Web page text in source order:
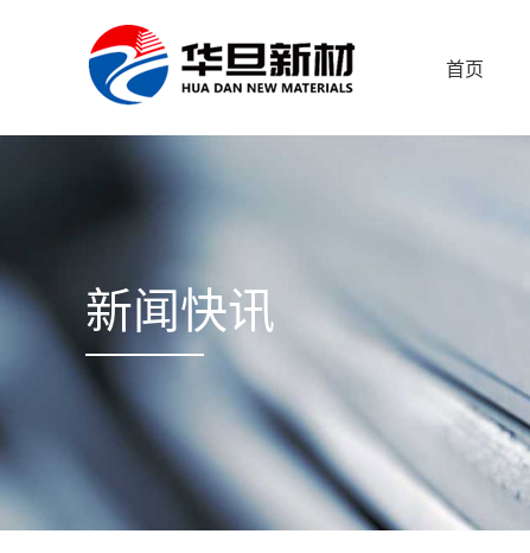
首页
新闻快讯